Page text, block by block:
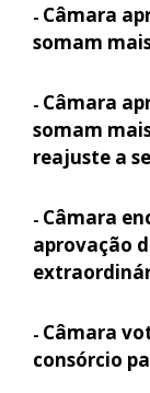
- Câmara
somam
- Câmara
somam
reajuste a
- Câmara
aprovação
- Câmara
consórcio